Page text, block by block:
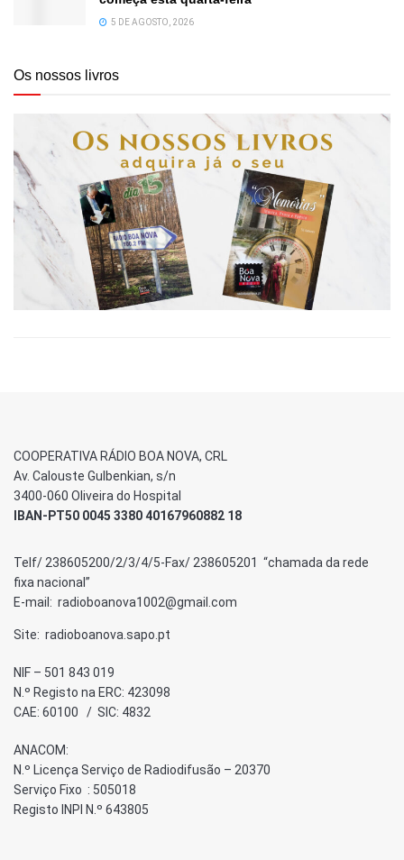
5 DE AGOSTO, 2026
Os nossos livros
COOPERATIVA RÁDIO BOA NOVA, CRL
Av. Calouste Gulbenkian, s/n
3400-060 Oliveira do Hospital
IBAN-PT50 0045 3380 40167960882 18
Telf/ 238605200/2/3/4/5-Fax/ 238605201 “chamada da rede
fixa nacional”
E-mail: radioboanova1002@gmail.com
Site: radioboanova.sapo.pt
NIF – 501 843 019
N.º Registo na ERC: 423098
CAE: 60100 / SIC: 4832
ANACOM:
N.º Licença Serviço de Radiodifusão – 20370
Serviço Fixo : 505018
Registo INPI N.º 643805